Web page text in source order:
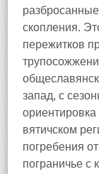
скопления.
пережитков
запад, с
вятичском
погребения
пограничье с